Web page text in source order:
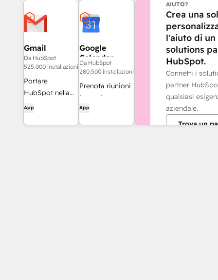
Gmail
Da HubSpot
525.000 installazioni
Portare
HubSpot nella
casella di posta
l'integrazione
App
Google
Calendar
Da HubSpot
280.500 installazioni
Prenota riunioni
in modo
semplice e
rapido con
App
AIUTO?
Crea una
l'aiuto di un
solutions
HubSpot.
Connetti i
partner
qualsiasi
aziendale.
Trova un